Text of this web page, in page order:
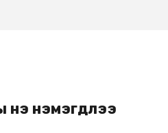
нэмэгдлээ